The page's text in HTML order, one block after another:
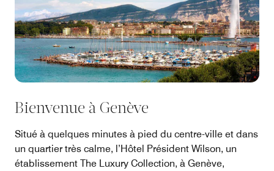
Bienvenue à Genève
Situé à quelques minutes à pied du centre-ville et dans
un quartier très calme, l’Hôtel Président Wilson, un
établissement The Luxury Collection, à Genève,